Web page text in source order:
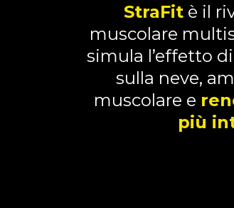
StraFitè il
muscolare
simula l’effetto
sulla neve,
muscolare e
più